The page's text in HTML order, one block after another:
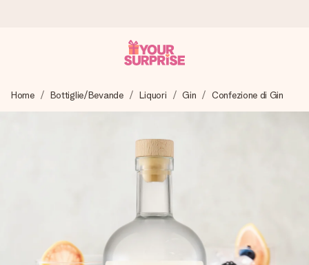
Prepariamo il tuo regalo con attenzione e lo spediamo in un
lampo – così potrai consegnarlo al momento giusto, quando
4,7 (basato su +15.000 recensioni)
Home Bottiglie/Bevande Liquori Gin Confezione di Gin